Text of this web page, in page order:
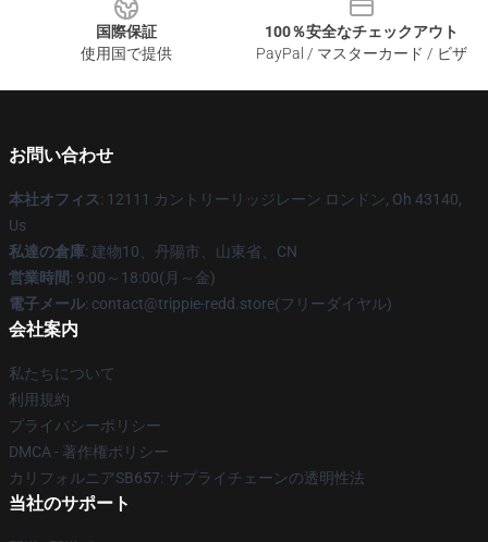
国際保証
使用国で提供
100％安全なチェックアウト
PayPal / マスターカード / ビザ
お問い合わせ
本社オフィス: 12111 カントリーリッジレーン ロンドン, Oh 43140,
Us
私達の倉庫: 建物10、丹陽市、山東省、CN
営業時間: 9:00～18:00(月～金)
電子メール: contact@trippie-redd.store(フリーダイヤル)
会社案内
私たちについて
利用規約
プライバシーポリシー
DMCA - 著作権ポリシー
カリフォルニアSB657: サプライチェーンの透明性法
当社のサポート